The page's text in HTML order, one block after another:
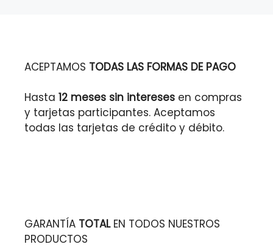
ACEPTAMOS TODAS LAS FORMAS DE PAGO
Hasta 12 meses sin intereses en compras
y tarjetas participantes. Aceptamos
todas las tarjetas de crédito y débito.
GARANTÍA TOTALEN TODOS NUESTROS
PRODUCTOS